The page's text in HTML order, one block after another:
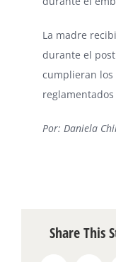
La madre
durante el
cumplieran
Por: Daniela
Share This